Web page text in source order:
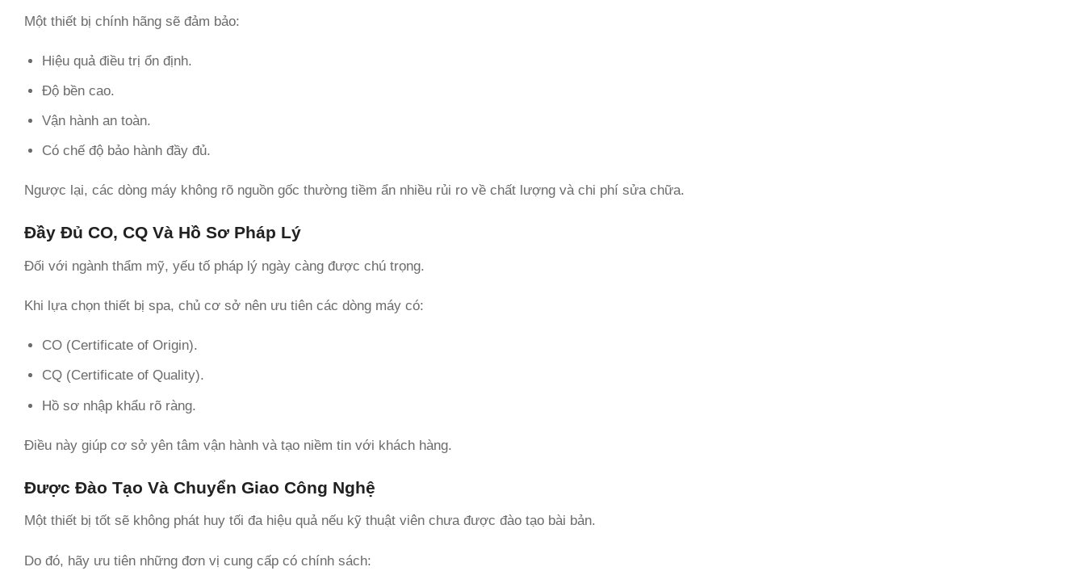
Một thiết bị chính hãng sẽ đảm bảo:
Hiệu quả điều trị ổn định.
Độ bền cao.
Vận hành an toàn.
Có chế độ bảo hành đầy đủ.
Ngược lại, các dòng máy không rõ nguồn gốc thường tiềm ẩn nhiều rủi ro về chất lượng và chi phí sửa chữa.
Đầy Đủ CO, CQ Và Hồ Sơ Pháp Lý
Đối với ngành thẩm mỹ, yếu tố pháp lý ngày càng được chú trọng.
Khi lựa chọn thiết bị spa, chủ cơ sở nên ưu tiên các dòng máy có:
CO (Certificate of Origin).
CQ (Certificate of Quality).
Hồ sơ nhập khẩu rõ ràng.
Điều này giúp cơ sở yên tâm vận hành và tạo niềm tin với khách hàng.
Được Đào Tạo Và Chuyển Giao Công Nghệ
Một thiết bị tốt sẽ không phát huy tối đa hiệu quả nếu kỹ thuật viên chưa được đào tạo bài bản.
Do đó, hãy ưu tiên những đơn vị cung cấp có chính sách: